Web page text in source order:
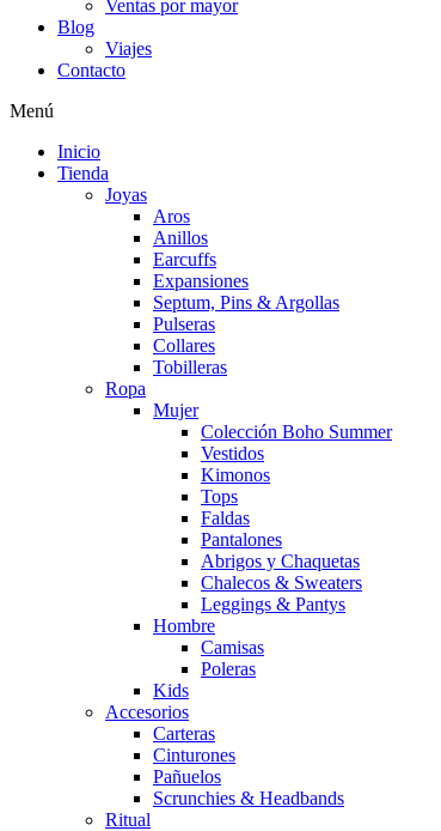
Ventas por mayor
Blog
Viajes
Contacto
Menú
Inicio
Tienda
Joyas
Aros
Anillos
Earcuffs
Expansiones
Septum, Pins & Argollas
Pulseras
Collares
Tobilleras
Ropa
Mujer
Colección Boho Summer
Vestidos
Kimonos
Tops
Faldas
Pantalones
Abrigos y Chaquetas
Chalecos & Sweaters
Leggings & Pantys
Hombre
Camisas
Poleras
Kids
Accesorios
Carteras
Cinturones
Pañuelos
Scrunchies & Headbands
Ritual